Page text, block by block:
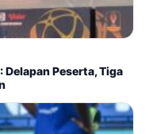
Peserta, Tiga